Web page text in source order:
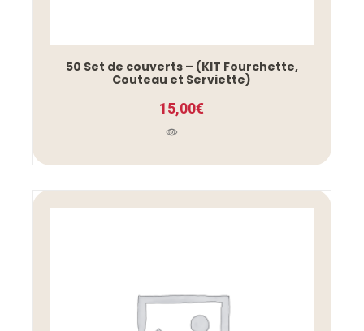
50 Set de couverts – (KIT Fourchette,
Couteau et Serviette)
15,00€